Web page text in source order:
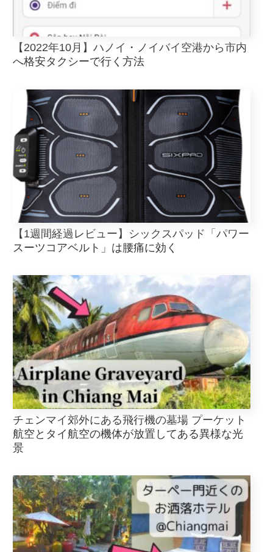
【2022年10月】ハノイ・ノイバイ空港から市内
へ格安タクシーで行く方法
【1週間経過レビュー】シックスパッド「パワー
スーツコアベルト」は腰痛に効く
チェンマイ郊外にある飛行機の墓場 プーケット
航空とタイ航空の機体が放置してある異様な光
景